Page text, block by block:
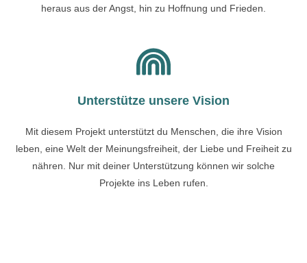
heraus aus der Angst, hin zu Hoffnung und Frieden.
Unterstütze unsere Vision
Mit diesem Projekt unterstützt du Menschen, die ihre Vision
leben, eine Welt der Meinungsfreiheit, der Liebe und Freiheit zu
nähren. Nur mit deiner Unterstützung können wir solche
Projekte ins Leben rufen.